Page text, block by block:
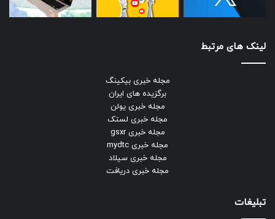
لینک های مرتبط
مجله خبری بیکینگ
برگزیده های ایران
مجله خبری یولن
مجله خبری لستک
مجله خبری gsxr
مجله خبری mydtc
مجله خبری سیلاد
مجله خبری دریافت
تبلیغات